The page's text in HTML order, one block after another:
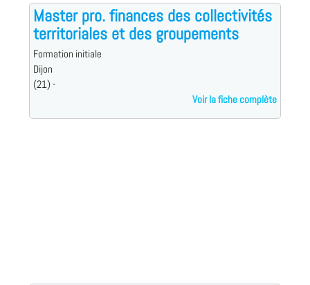
Master pro. finances des collectivités
territoriales et des groupements
Formation initiale
Dijon
(21) -
Voir la fiche complète